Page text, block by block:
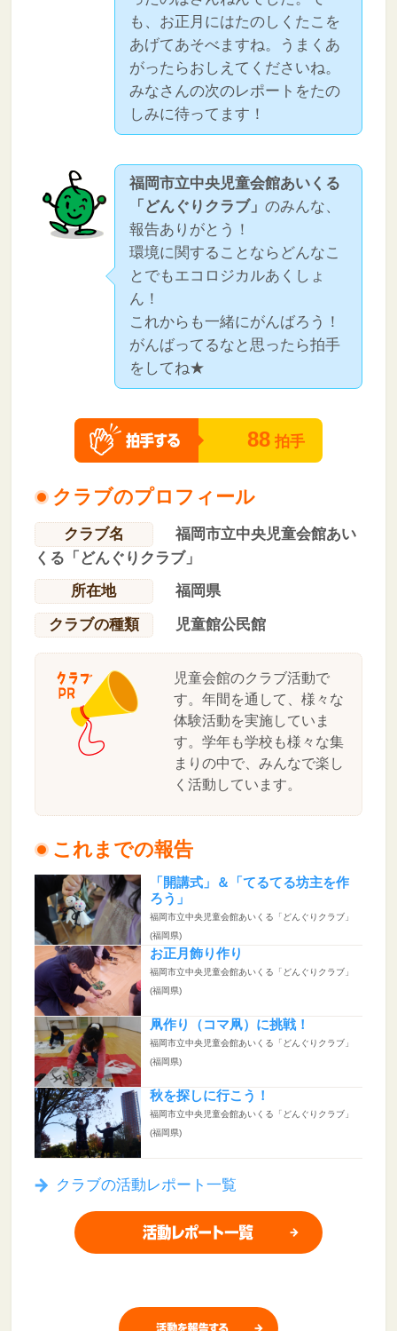
も、お正月にはたのしくたこを
あげてあそべますね。うまくあ
がったらおしえてくださいね。
みなさんの次のレポートをたの
しみに待ってます！
福岡市立中央児童会館あいくる
「どんぐりクラブ」のみんな、
報告ありがとう！
環境に関することならどんなこ
とでもエコロジカルあくしょ
ん！
これからも一緒にがんばろう！
がんばってるなと思ったら拍手
をしてね★
88 拍手
クラブのプロフィール
クラブ名
福岡市立中央児童会館あい
くる「どんぐりクラブ」
所在地
福岡県
クラブの種類
児童館公民館
児童会館のクラブ活動で
す。年間を通して、様々な
体験活動を実施していま
す。学年も学校も様々な集
まりの中で、みんなで楽し
く活動しています。
これまでの報告
「開講式」＆「てるてる坊主を作
ろう」
福岡市立中央児童会館あいくる「どんぐりクラブ」
(福岡県)
お正月飾り作り
福岡市立中央児童会館あいくる「どんぐりクラブ」
(福岡県)
凧作り（コマ凧）に挑戦！
福岡市立中央児童会館あいくる「どんぐりクラブ」
(福岡県)
秋を探しに行こう！
福岡市立中央児童会館あいくる「どんぐりクラブ」
(福岡県)
クラブの活動レポート一覧